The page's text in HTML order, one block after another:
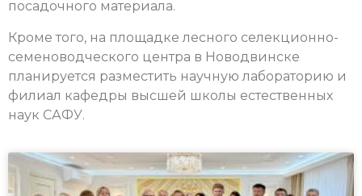
посадочного материала.
Кроме того, на площадке лесного селекционно-
семеноводческого центра в Новодвинске
планируется разместить научную лабораторию и
филиал кафедры высшей школы естественных
наук САФУ.